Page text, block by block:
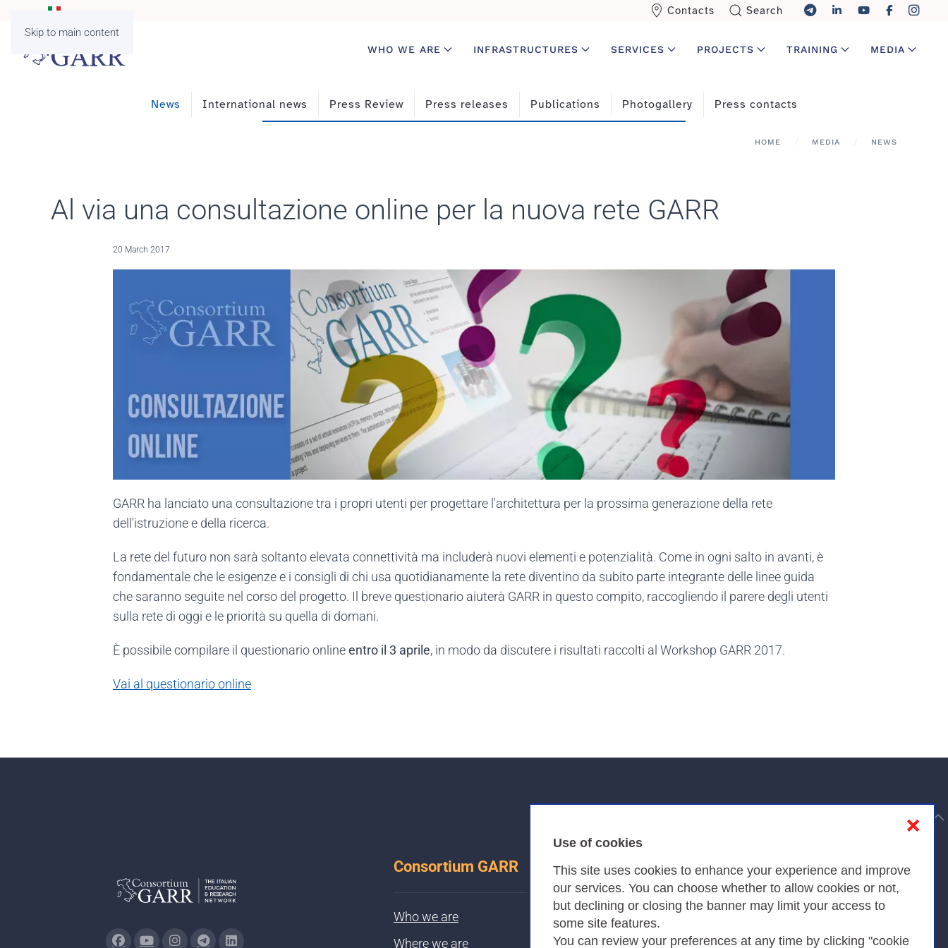
Use of cookies
This site uses cookies to enhance your experience and improve
our services. You can choose whether to allow cookies or not,
but declining or closing the banner may limit your access to
some site features.
You can review your preferences at any time by clicking "cookie
❌
Skip to main content
Contacts Search
WHO WE ARE INFRASTRUCTURES SERVICES PROJECTS TRAINING MEDIA
News International news Press Review Press releases Publications Photogallery Press contacts
HOME MEDIA NEWS
Al via una consultazione online per la nuova rete GARR
20 March 2017
GARR ha lanciato una consultazione tra i propri utenti per progettare l'architettura per la prossima generazione della rete
dell'istruzione e della ricerca.
La rete del futuro non sarà soltanto elevata connettività ma includerà nuovi elementi e potenzialità. Come in ogni salto in avanti, è
fondamentale che le esigenze e i consigli di chi usa quotidianamente la rete diventino da subito parte integrante delle linee guida
che saranno seguite nel corso del progetto. Il breve questionario aiuterà GARR in questo compito, raccogliendo il parere degli utenti
sulla rete di oggi e le priorità su quella di domani.
È possibile compilare il questionario onlineentro il 3 aprile, in modo da discutere i risultati raccolti al Workshop GARR 2017.
Vai al questionario online
to top
Consortium GARR
Who we are
Where we are
Privacy
Cookies Policy